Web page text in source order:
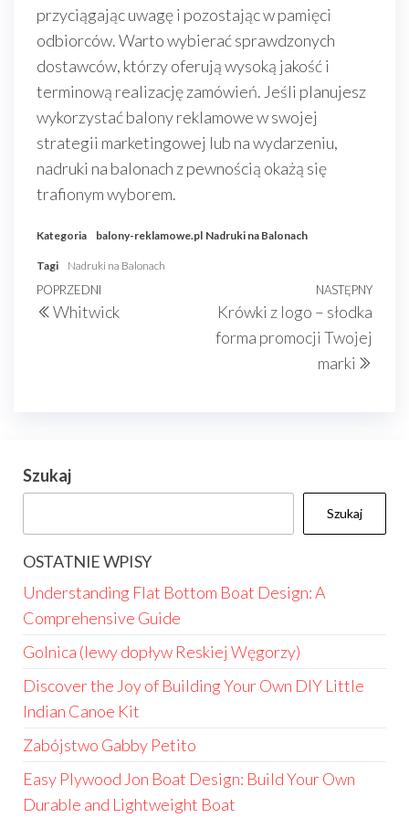
przyciągając uwagę i pozostając w pamięci
odbiorców. Warto wybierać sprawdzonych
dostawców, którzy oferują wysoką jakość i
terminową realizację zamówień. Jeśli planujesz
wykorzystać balony reklamowe w swojej
strategii marketingowej lub na wydarzeniu,
nadruki na balonach z pewnością okażą się
trafionym wyborem.
Kategoria balony-reklamowe.pl Nadruki na Balonach
Tagi Nadruki na Balonach
Nawigacja
wpisu
Poprzedni
wpis
POPRZEDNI
Whitwick
NASTĘPNY
Krówki z logo – słodka
forma promocji Twojej
marki
Szukaj
Szukaj
OSTATNIE WPISY
Understanding Flat Bottom Boat Design: A
Comprehensive Guide
Golnica (lewy dopływ Reskiej Węgorzy)
Discover the Joy of Building Your Own DIY Little
Indian Canoe Kit
Zabójstwo Gabby Petito
Easy Plywood Jon Boat Design: Build Your Own
Durable and Lightweight Boat